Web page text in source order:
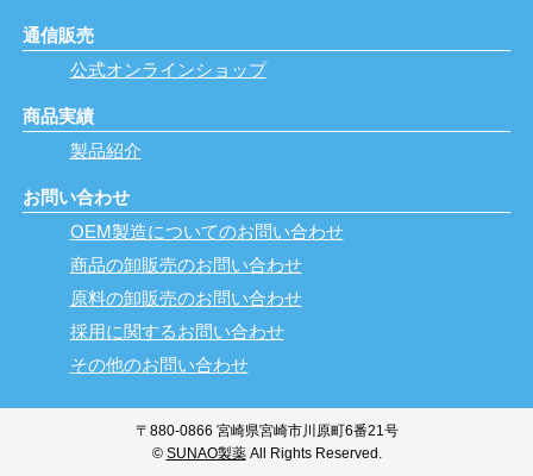
通信販売
公式オンラインショップ
商品実績
製品紹介
お問い合わせ
OEM製造についてのお問い合わせ
商品の卸販売のお問い合わせ
原料の卸販売のお問い合わせ
採用に関するお問い合わせ
その他のお問い合わせ
〒880-0866 宮崎県宮崎市川原町6番21号
© SUNAO製薬All Rights Reserved.